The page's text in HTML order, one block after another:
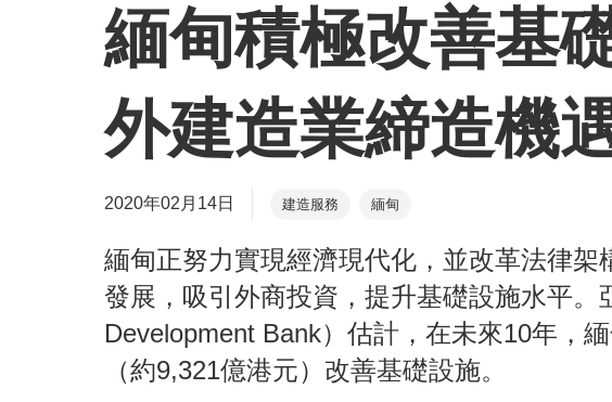
緬甸積極改善基
外建造業締造機
2020年02月14日 建造服務 緬甸
緬甸正努力實現經濟現代化，並改革法律架
發展，吸引外商投資，提升基礎設施水平。
Development Bank）估計，在未來10年，
（約9,321億港元）改善基礎設施。